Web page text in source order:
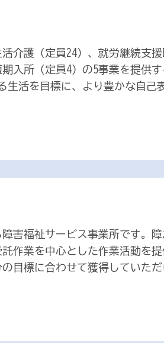
介護（定員24）、就労継続支
入所（定員4）の5事業を提供
活を目標に、より豊かな自己
害福祉サービス事業所です。
作業を中心とした作業活動を
目標に合わせて獲得していた